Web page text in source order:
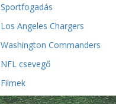
Sportfogadás
Los Angeles Chargers
Washington Commanders
NFL csevegő
Filmek